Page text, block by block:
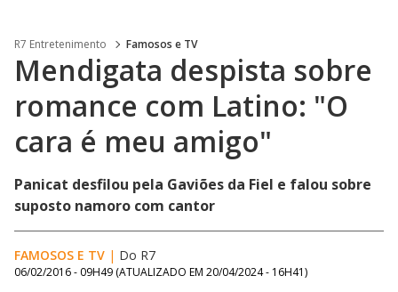
R7 Entretenimento Famosos e TV
Mendigata despista sobre
romance com Latino: "O
cara é meu amigo"
Panicat desfilou pela Gaviões da Fiel e falou sobre
suposto namoro com cantor
FAMOSOS E TV | Do R7
06/02/2016 - 09H49 (ATUALIZADO EM 20/04/2024 - 16H41)